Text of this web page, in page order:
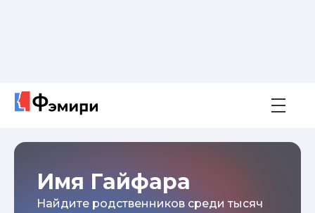
Имя Гайфара
Найдите родственников среди тысяч